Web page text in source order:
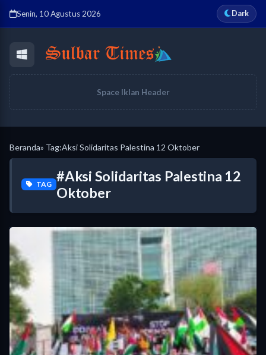
Senin, 10 Agustus 2026 Dark
Space Iklan Header
Beranda» Tag:Aksi Solidaritas Palestina 12 Oktober
TAG #Aksi Solidaritas Palestina 12
Oktober